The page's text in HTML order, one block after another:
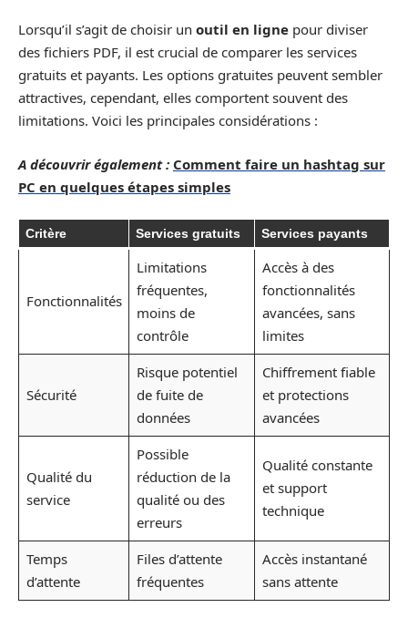
Lorsqu’il s’agit de choisir un outil en ligne pour diviser
des fichiers PDF, il est crucial de comparer les services
gratuits et payants. Les options gratuites peuvent sembler
attractives, cependant, elles comportent souvent des
limitations. Voici les principales considérations :
A découvrir également : Comment faire un hashtag sur
PC en quelques étapes simples
Critère Services gratuits Services payants
Fonctionnalités
Limitations
fréquentes,
moins de
contrôle
Accès à des
fonctionnalités
avancées, sans
limites
Sécurité
Risque potentiel
de fuite de
données
Chiffrement fiable
et protections
avancées
Qualité du
service
Possible
réduction de la
qualité ou des
erreurs
Qualité constante
et support
technique
Temps
d’attente
Files d’attente
fréquentes
Accès instantané
sans attente